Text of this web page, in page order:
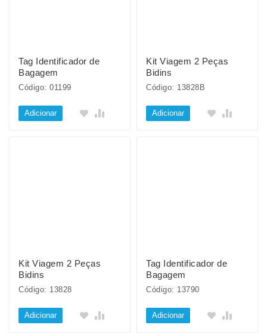
Tag Identificador de
Bagagem
Código: 01199
Adicionar
Kit Viagem 2 Peças
Bidins
Código: 13828B
Adicionar
Kit Viagem 2 Peças
Bidins
Código: 13828
Adicionar
Tag Identificador de
Bagagem
Código: 13790
Adicionar